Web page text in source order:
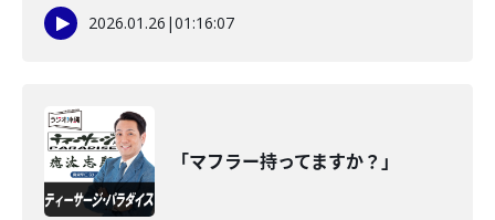
2026.01.26 |01:16:07
「マフラー持ってますか？」